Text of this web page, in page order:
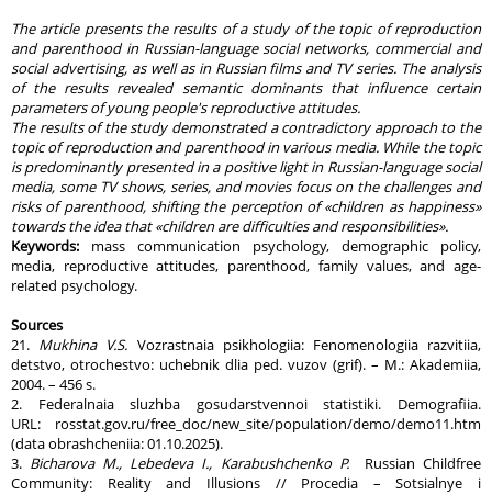
The article presents the results of a study of the topic of reproduction
and parenthood in Russian-language social networks, commercial and
social advertising, as well as in Russian films and TV series. The analysis
of the results revealed semantic dominants that influence certain
parameters of young people's reproductive attitudes.
The results of the study demonstrated a contradictory approach to the
topic of reproduction and parenthood in various media. While the topic
is predominantly presented in a positive light in Russian-language social
media, some TV shows, series, and movies focus on the challenges and
risks of parenthood, shifting the perception of «children as happiness»
towards the idea that «children are difficulties and responsibilities».
Keywords: mass communication psychology, demographic policy,
media, reproductive attitudes, parenthood, family values, and age-
related psychology.
Sources
21. Mukhina V.S. Vozrastnaia psikhologiia: Fenomenologiia razvitiia,
detstvo, otrochestvo: uchebnik dlia ped. vuzov (grif). – M.: Akademiia,
2004. – 456 s.
2. Federalnaia sluzhba gosudarstvennoi statistiki. Demografiia.
URL: rosstat.gov.ru/free_doc/new_site/population/demo/demo11.htm
(data obrashcheniia: 01.10.2025).
3. Bicharova M., Lebedeva I., Karabushchenko P.Russian Childfree
Community: Reality and Illusions // Procedia – Sotsialnye i